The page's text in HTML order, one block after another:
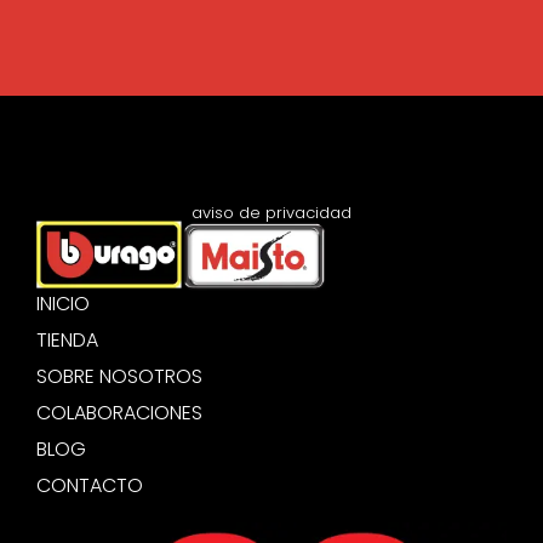
INICIO
TIENDA
SOBRE NOSOTROS
COLABORACIONES
BLOG
CONTACTO
aviso de privacidad